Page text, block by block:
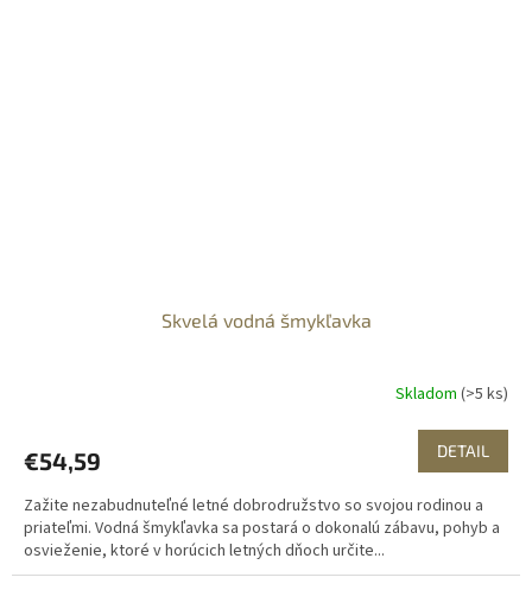
Skvelá vodná šmykľavka
Skladom (>5 ks)
€54,59 DETAIL
Zažite nezabudnuteľné letné dobrodružstvo so svojou rodinou a
priateľmi. Vodná šmykľavka sa postará o dokonalú zábavu, pohyb a
osvieženie, ktoré v horúcich letných dňoch určite...